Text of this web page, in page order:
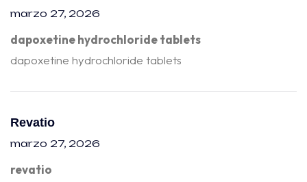
marzo 27, 2026
dapoxetine hydrochloride tablets
dapoxetine hydrochloride tablets
Revatio
marzo 27, 2026
revatio